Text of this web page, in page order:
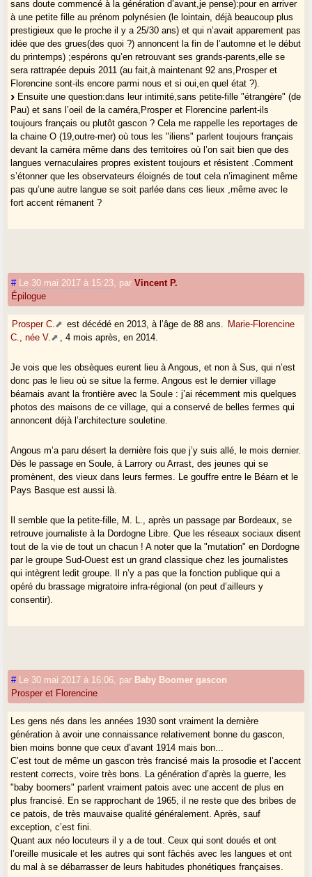
sans doute commencé à la génération d’avant,je pense):pour en arriver
à une petite fille au prénom polynésien (le lointain, déjà beaucoup plus
prestigieux que le proche il y a 25/30 ans) et qui n’avait apparement pas
idée que des grues(des quoi ?) annoncent la fin de l’automne et le début
du printemps) ;espérons qu’en retrouvant ses grands-parents,elle se
sera rattrapée depuis 2011 (au fait,à maintenant 92 ans,Prosper et
Florencine sont-ils encore parmi nous et si oui,en quel état ?).
Ensuite une question:dans leur intimité,sans petite-fille "étrangère" (de
Pau) et sans l’oeil de la caméra,Prosper et Florencine parlent-ils
toujours français ou plutôt gascon ? Cela me rappelle les reportages de
la chaine O (19,outre-mer) où tous les "iliens" parlent toujours français
devant la caméra même dans des territoires où l’on sait bien que des
langues vernaculaires propres existent toujours et résistent .Comment
s’étonner que les observateurs éloignés de tout cela n’imaginent même
pas qu’une autre langue se soit parlée dans ces lieux ,même avec le
fort accent rémanent ?
# Le 30 mai 2017 à 15:23 parVincent P.
Épilogue
Prosper C. est décédé en 2013, à l’âge de 88 ans.
Marie-Florencine
C., née V.
, 4 mois après, en 2014.
Je vois que les obsèques eurent lieu à Angous, et non à Sus, qui n’est
donc pas le lieu où se situe la ferme. Angous est le dernier village
béarnais avant la frontière avec la Soule : j’ai récemment mis quelques
photos des maisons de ce village, qui a conservé de belles fermes qui
annoncent déjà l’architecture souletine.
Angous m’a paru désert la dernière fois que j’y suis allé, le mois dernier.
Dès le passage en Soule, à Larrory ou Arrast, des jeunes qui se
promènent, des vieux dans leurs fermes. Le gouffre entre le Béarn et le
Pays Basque est aussi là.
Il semble que la petite-fille, M. L., après un passage par Bordeaux, se
retrouve journaliste à la Dordogne Libre. Que les réseaux sociaux disent
tout de la vie de tout un chacun ! A noter que la "mutation" en Dordogne
par le groupe Sud-Ouest est un grand classique chez les journalistes
qui intègrent ledit groupe. Il n’y a pas que la fonction publique qui a
opéré du brassage migratoire infra-régional (on peut d’ailleurs y
consentir).
# Le 30 mai 2017 à 16:06 par Baby Boomer gascon
Prosper et Florencine
Les gens nés dans les années 1930 sont vraiment la dernière
génération à avoir une connaissance relativement bonne du gascon,
bien moins bonne que ceux d’avant 1914 mais bon...
C’est tout de même un gascon très francisé mais la prosodie et l’accent
restent corrects, voire très bons. La génération d’après la guerre, les
"baby boomers" parlent vraiment patois avec une accent de plus en
plus francisé. En se rapprochant de 1965, il ne reste que des bribes de
ce patois, de très mauvaise qualité généralement. Après, sauf
exception, c’est fini.
Quant aux néo locuteurs il y a de tout. Ceux qui sont doués et ont
l’oreille musicale et les autres qui sont fâchés avec les langues et ont
du mal à se débarrasser de leurs habitudes phonétiques françaises.